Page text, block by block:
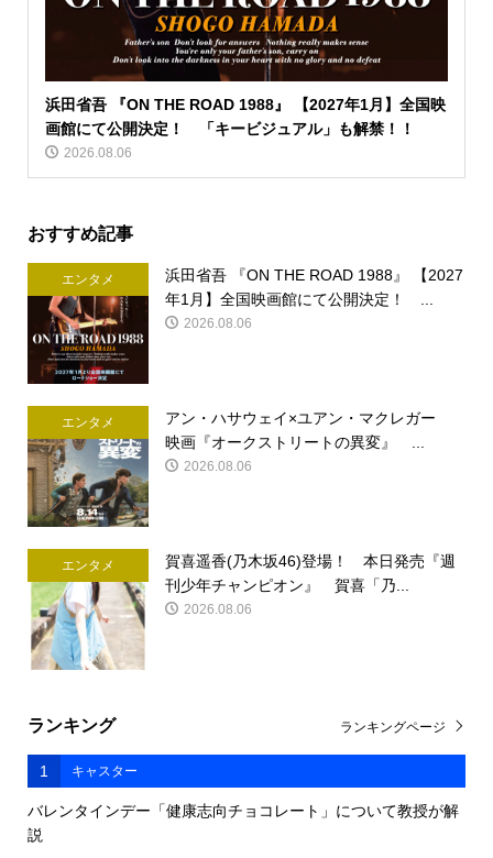
浜田省吾 『ON THE ROAD 1988』 【2027年1月】全国映
画館にて公開決定！ 「キービジュアル」も解禁！！
2026.08.06
おすすめ記事
エンタメ
浜田省吾 『ON THE ROAD 1988』 【2027
年1月】全国映画館にて公開決定！ ...
2026.08.06
エンタメ
アン・ハサウェイ×ユアン・マクレガー
映画『オークストリートの異変』 ...
2026.08.06
エンタメ
賀喜遥香(乃木坂46)登場！ 本日発売『週
刊少年チャンピオン』 賀喜「乃...
2026.08.06
ランキング
1 キャスター
バレンタインデー「健康志向チョコレート」について教授が解
説
ランキングページ